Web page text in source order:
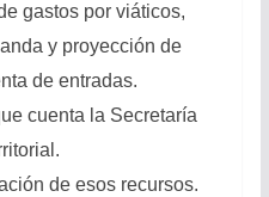
gastos por viáticos,
y proyección de
de entradas.
cuenta la Secretaría
de esos recursos.